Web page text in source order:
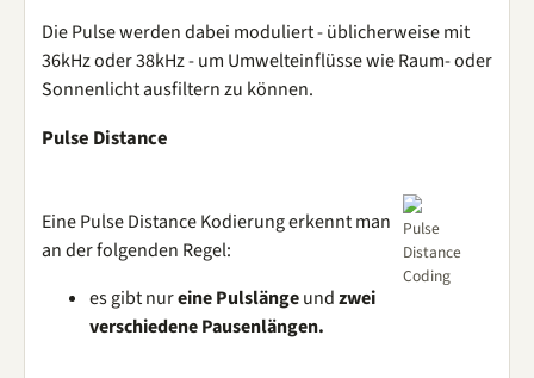
Die Pulse werden dabei moduliert - üblicherweise mit
36kHz oder 38kHz - um Umwelteinflüsse wie Raum- oder
Sonnenlicht ausfiltern zu können.
Pulse Distance
Eine Pulse Distance Kodierung erkennt man
an der folgenden Regel:
es gibt nureine Pulslängeundzwei
verschiedene Pausenlängen.
Pulse
Distance
Coding